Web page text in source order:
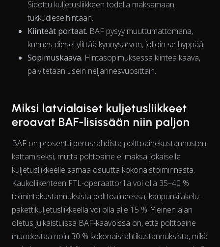
The chart has 1 X axis displaying Time. Data ranges from
Sidottu kuljetusliikkeen todella maksamaan
tukkudieselhin­taan.
Kiinteät portaat. BAF pysyy muuttumattomana,
kunnes diesel ylittää kynnysarvon, jolloin se hyppää.
Sopimuskaava. Hintasopimuksessa kiinteä kaava,
päivitetään usein neljännesvuosittain.
Miksi latvialaiset kuljetusliikkeet
eroavat BAF-lisissään niin paljon
BAF on prosentti perusrahdista polttoainekustannusten
kattamiseksi, mutta polttoaine ei maksa jokaiselle
kuljetusliikkeelle samaa osuutta kokonaistoiminnasta.
Kaukoliikenteen FTL-operaattorilla voi olla 35–40 %
toimintakustannuksista polttoaineessa; kaupunkijakelu­
pakettikuljetusliikkeellä voi olla alle 15 %. Yleinen alan
oletus julkaistuissa BAF-kaavoissa on, että polttoaine
muodostaa noin 30 % kokonaisrahtikustannuksista, mikä